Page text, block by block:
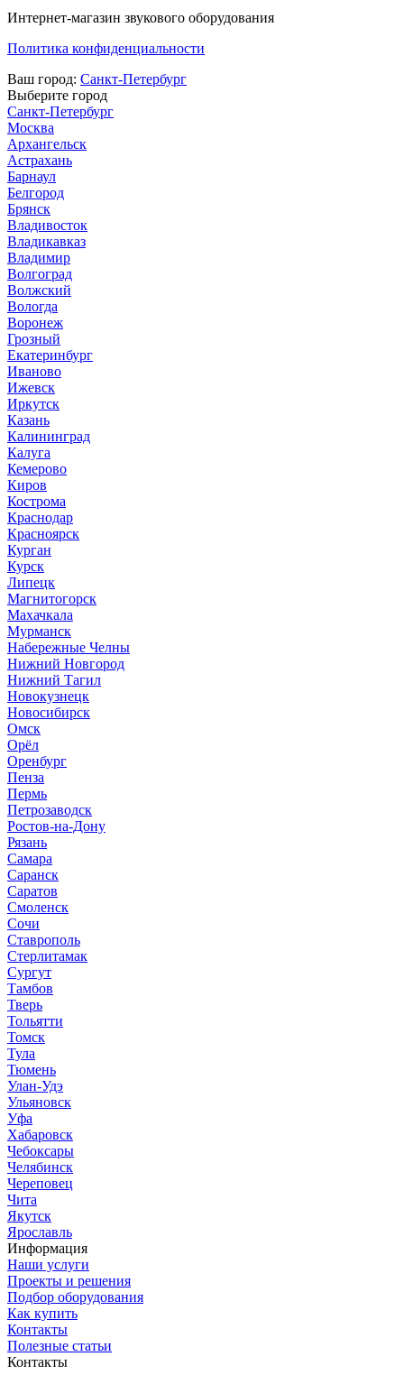
Интернет-магазин звукового оборудования
Политика конфиденциальности
Ваш город: Санкт-Петербург
Выберите город
Санкт-Петербург
Москва
Архангельск
Астрахань
Барнаул
Белгород
Брянск
Владивосток
Владикавказ
Владимир
Волгоград
Волжский
Вологда
Воронеж
Грозный
Екатеринбург
Иваново
Ижевск
Иркутск
Казань
Калининград
Калуга
Кемерово
Киров
Кострома
Краснодар
Красноярск
Курган
Курск
Липецк
Магнитогорск
Махачкала
Мурманск
Набережные Челны
Нижний Новгород
Нижний Тагил
Новокузнецк
Новосибирск
Омск
Орёл
Оренбург
Пенза
Пермь
Петрозаводск
Ростов-на-Дону
Рязань
Самара
Саранск
Саратов
Смоленск
Сочи
Ставрополь
Стерлитамак
Сургут
Тамбов
Тверь
Тольятти
Томск
Тула
Тюмень
Улан-Удэ
Ульяновск
Уфа
Хабаровск
Чебоксары
Челябинск
Череповец
Чита
Якутск
Ярославль
Информация
Наши услуги
Проекты и решения
Подбор оборудования
Как купить
Контакты
Полезные статьи
Контакты